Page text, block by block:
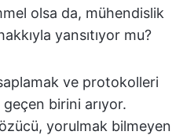
olsa da, mühendislik
yansıtıyor mu?
ve protokolleri
birini arıyor.
yorulmak bilmeyen